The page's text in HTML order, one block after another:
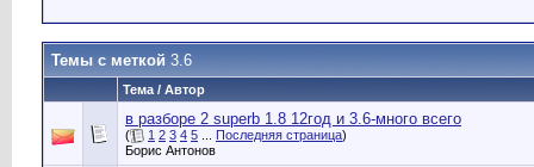
Темы с меткой 3.6
Тема / Автор
в разборе 2 superb 1.8 12год и 3.6-много всего
( 1 2 3 4 5 Последняя страница)
Борис Антонов